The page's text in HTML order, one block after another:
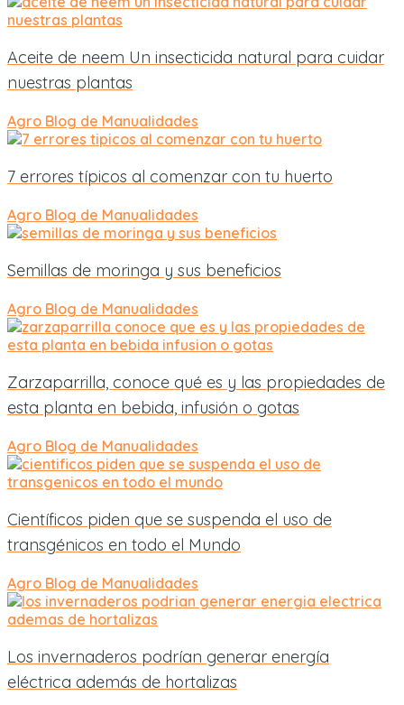
Aceite de neem Un insecticida natural para cuidar
nuestras plantas
Agro Blog de Manualidades
7 errores típicos al comenzar con tu huerto
Agro Blog de Manualidades
Semillas de moringa y sus beneficios
Agro Blog de Manualidades
Zarzaparrilla, conoce qué es y las propiedades de
esta planta en bebida, infusión o gotas
Agro Blog de Manualidades
Científicos piden que se suspenda el uso de
transgénicos en todo el Mundo
Agro Blog de Manualidades
Los invernaderos podrían generar energía
eléctrica además de hortalizas